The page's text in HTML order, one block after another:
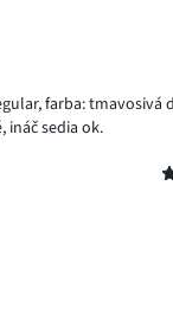
farba: tmavosivá
ináč sedia ok.